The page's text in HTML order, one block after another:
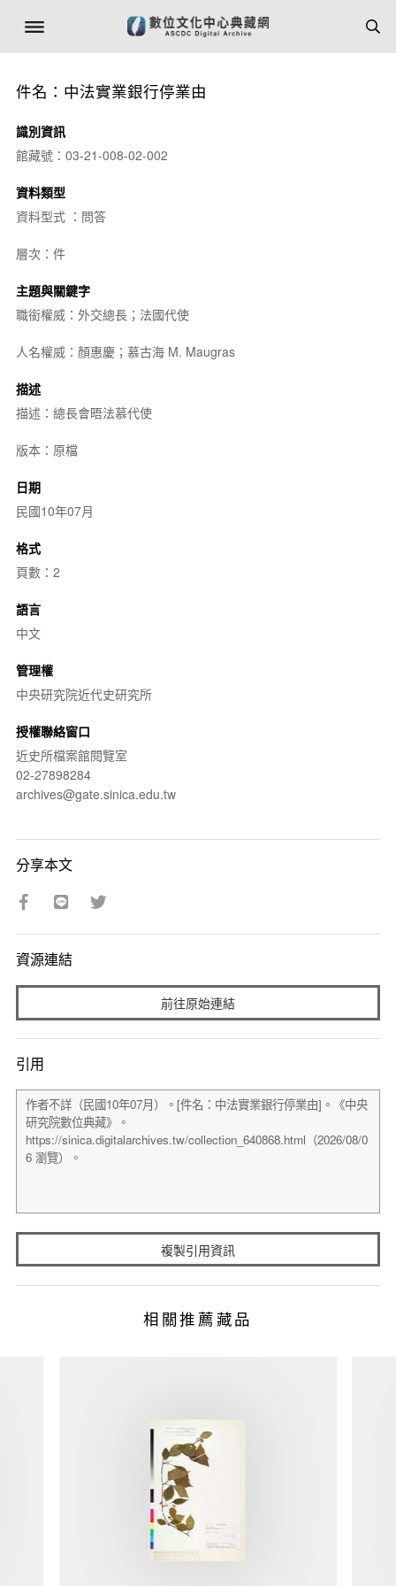
件名：中法實業銀行停業由
識別資訊
館藏號：03-21-008-02-002
資料類型
資料型式 ：問答
層次：件
主題與關鍵字
職銜權威：外交總長；法國代使
人名權威：顏惠慶；慕古海 M. Maugras
描述
描述：總長會晤法慕代使
版本：原檔
日期
民國10年07月
格式
頁數：2
語言
中文
管理權
中央研究院近代史研究所
授權聯絡窗口
近史所檔案館閱覽室
02-27898284
archives@gate.sinica.edu.tw
分享本文
資源連結
前往原始連結
引用
複製引用資訊
相關推薦藏品